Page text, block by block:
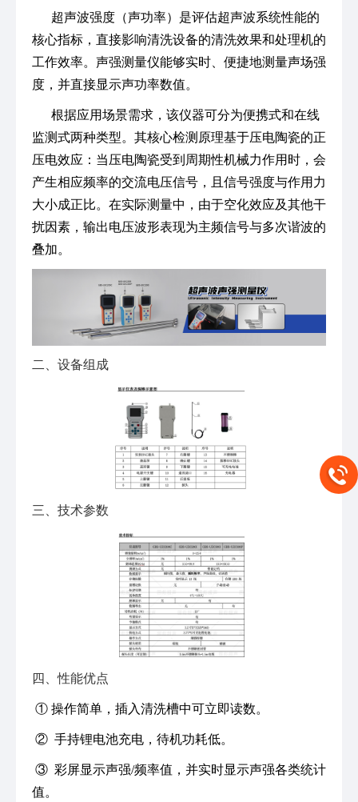
超声波强度（声功率）是评估超声波系统性能的
核心指标，直接影响清洗设备的清洗效果和处理机的
工作效率。声强测量仪能够实时、便捷地测量声场强
度，并直接显示声功率数值。
根据应用场景需求，该仪器可分为便携式和在线
监测式两种类型。其核心检测原理基于压电陶瓷的正
压电效应：当压电陶瓷受到周期性机械力作用时，会
产生相应频率的交流电压信号，且信号强度与作用力
大小成正比。在实际测量中，由于空化效应及其他干
扰因素，输出电压波形表现为主频信号与多次谐波的
叠加。
二、设备组成
三、技术参数
四、性能优点
① 操作简单，插入清洗槽中可立即读数。
② 手持锂电池充电，待机功耗低。
③ 彩屏显示声强/频率值，并实时显示声强各类统计
值。